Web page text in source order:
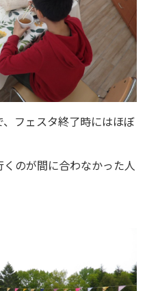
フェスタ終了時にはほぼ
のが間に合わなかった人